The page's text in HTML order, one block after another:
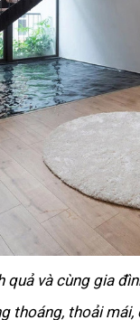
quả và cùng gia
thoáng, thoải mái,